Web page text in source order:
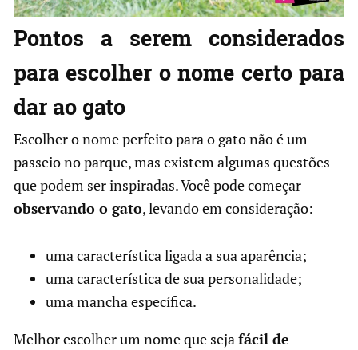
Pontos a serem considerados
para escolher o nome certo para
dar ao gato
Escolher o nome perfeito para o gato não é um
passeio no parque, mas existem algumas questões
que podem ser inspiradas. Você pode começar
observando o gato, levando em consideração:
uma característica ligada a sua aparência;
uma característica de sua personalidade;
uma mancha específica.
Melhor escolher um nome que sejafácil de